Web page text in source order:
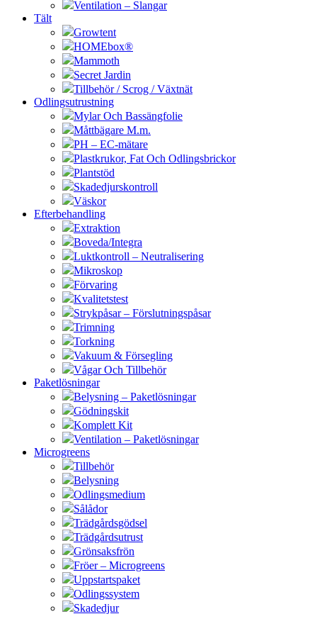
Ventilation – Slangar
Tält
Growtent
HOMEbox®
Mammoth
Secret Jardin
Tillbehör / Scrog / Växtnät
Odlingsutrustning
Mylar Och Bassängfolie
Måttbägare M.m.
PH – EC-mätare
Plastkrukor, Fat Och Odlingsbrickor
Plantstöd
Skadedjurskontroll
Väskor
Efterbehandling
Extraktion
Boveda/Integra
Luktkontroll – Neutralisering
Mikroskop
Förvaring
Kvalitetstest
Strykpåsar – Förslutningspåsar
Trimning
Torkning
Vakuum & Försegling
Vågar Och Tillbehör
Paketlösningar
Belysning – Paketlösningar
Gödningskit
Komplett Kit
Ventilation – Paketlösningar
Microgreens
Tillbehör
Belysning
Odlingsmedium
Sålådor
Trädgårdsgödsel
Trädgårdsutrust
Grönsaksfrön
Fröer – Microgreens
Uppstartspaket
Odlingssystem
Skadedjur